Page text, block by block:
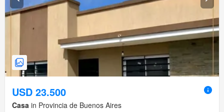
USD 23.500
Casa in Provincia de Buenos Aires